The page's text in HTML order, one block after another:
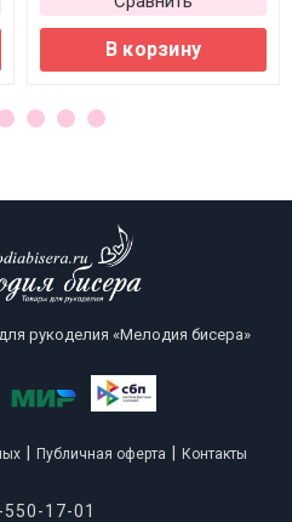
В корзину
рукоделия «Мелодия бисера»
Публичная оферта Контакты
17-01